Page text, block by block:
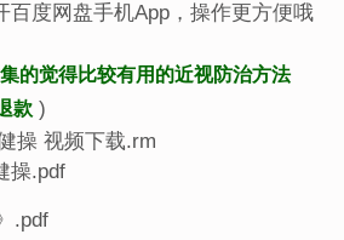
百度网盘手机App，操作更方便哦
的觉得比较有用的近视防治方法
款 )
操 视频下载.rm
操.pdf
.pdf